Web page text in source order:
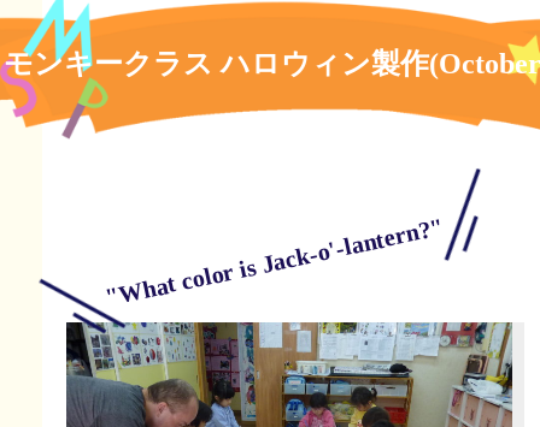
モンキークラス ハロウィン製作
"What color is Jack-o'-lantern?"